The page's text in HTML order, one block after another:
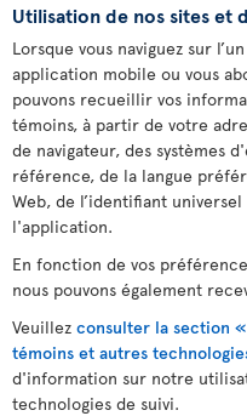
Utilisation de nos sites
Lorsque vous naviguez sur
application mobile ou vous
pouvons recueillir vos
témoins, à partir de votre
de navigateur, des systèmes
référence, de la langue
Web, de l’identifiant
l'application.
En fonction de vos
nous pouvons également
Veuillez consulter la section
témoins et autres
d'information sur notre
technologies de suivi.